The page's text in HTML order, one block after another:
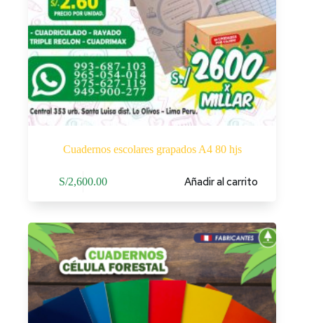
Cuadernos escolares grapados A4 80 hjs
S/2,600.00 Añadir al carrito